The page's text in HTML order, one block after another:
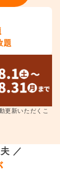
題
更新いただくこ
／